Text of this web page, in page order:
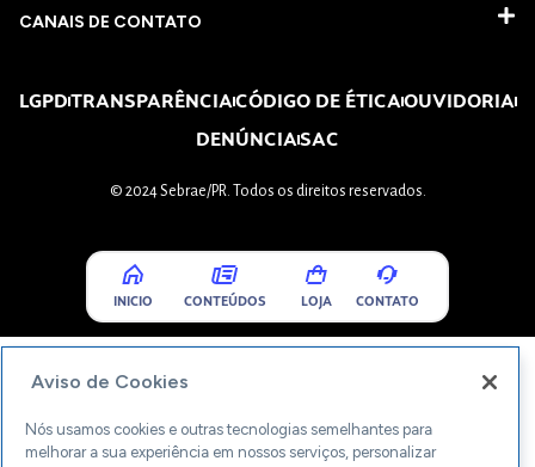
CANAIS DE CONTATO
LGPDTRANSPARÊNCIACÓDIGO DE ÉTICAOUVIDORIA
DENÚNCIASAC
© 2024 Sebrae/PR. Todos os direitos reservados.
INICIO CONTEÚDOS LOJA CONTATO
Aviso de Cookies
Nós usamos cookies e outras tecnologias semelhantes para
melhorar a sua experiência em nossos serviços, personalizar